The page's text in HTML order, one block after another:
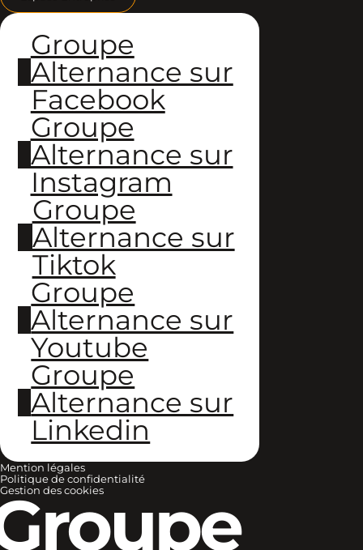
Groupe
Alternance sur
Facebook
Groupe
Alternance sur
Instagram
Groupe
Alternance sur
Tiktok
Groupe
Alternance sur
Youtube
Groupe
Alternance sur
Linkedin
Mention légales
Politique de confidentialité
Gestion des cookies